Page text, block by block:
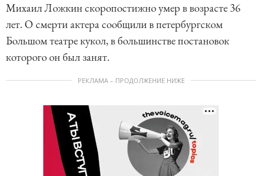
Михаил Ложкин скоропостижно умер в возрасте 36
лет. О смерти актера сообщили в петербургском
Большом театре кукол, в большинстве постановок
которого он был занят.
РЕКЛАМА – ПРОДОЛЖЕНИЕ НИЖЕ